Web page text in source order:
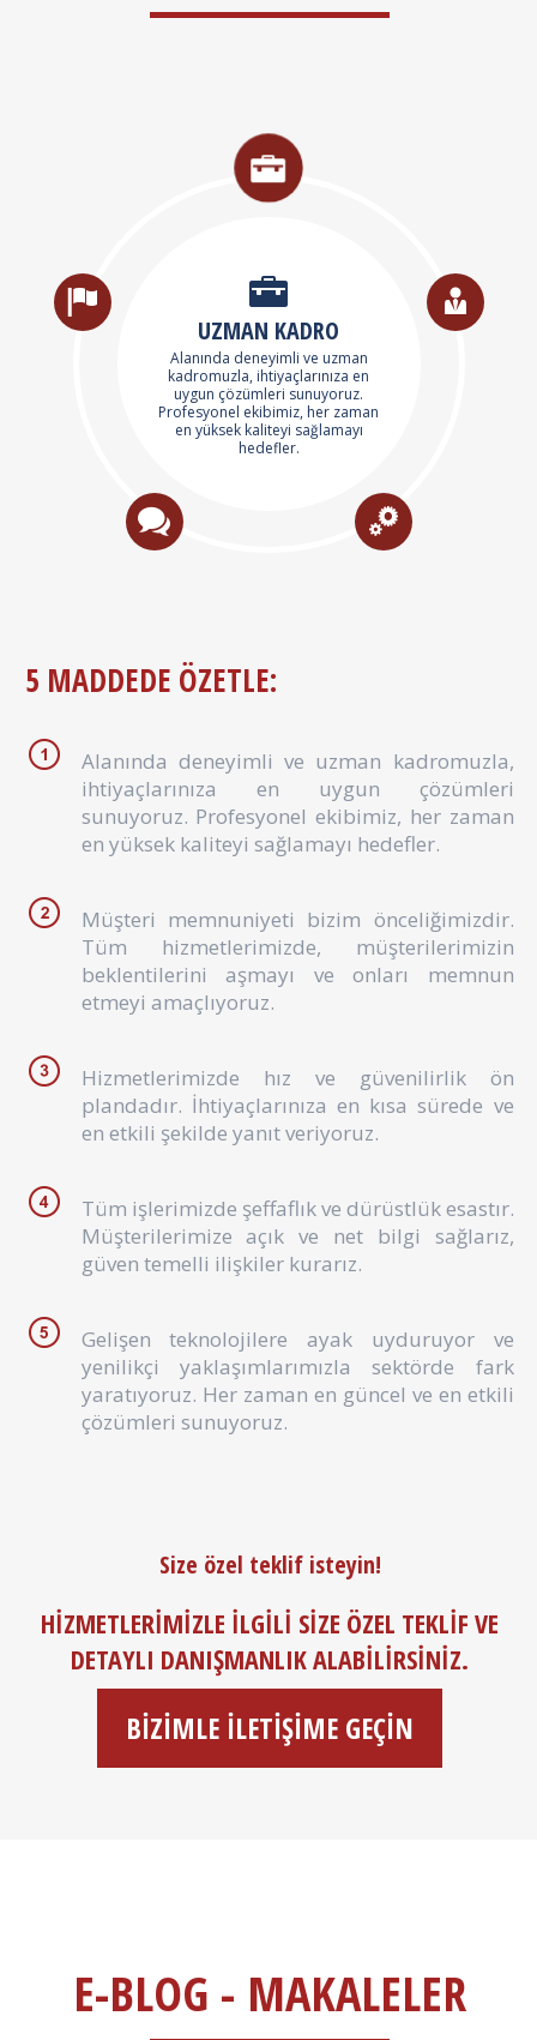
UZMAN KADRO
Alanında deneyimli ve uzman
kadromuzla, ihtiyaçlarınıza en
uygun çözümleri sunuyoruz.
Profesyonel ekibimiz, her zaman
en yüksek kaliteyi sağlamayı
hedefler.
5 MADDEDE ÖZETLE:
Alanında deneyimli ve uzman kadromuzla,
ihtiyaçlarınıza en uygun çözümleri
sunuyoruz. Profesyonel ekibimiz, her zaman
en yüksek kaliteyi sağlamayı hedefler.
Müşteri memnuniyeti bizim önceliğimizdir.
Tüm hizmetlerimizde, müşterilerimizin
beklentilerini aşmayı ve onları memnun
etmeyi amaçlıyoruz.
Hizmetlerimizde hız ve güvenilirlik ön
plandadır. İhtiyaçlarınıza en kısa sürede ve
en etkili şekilde yanıt veriyoruz.
Tüm işlerimizde şeffaflık ve dürüstlük esastır.
Müşterilerimize açık ve net bilgi sağlarız,
güven temelli ilişkiler kurarız.
Gelişen teknolojilere ayak uyduruyor ve
yenilikçi yaklaşımlarımızla sektörde fark
yaratıyoruz. Her zaman en güncel ve en etkili
çözümleri sunuyoruz.
Size özel teklif isteyin!
HIZMETLERIMIZLE ILGILI SIZE ÖZEL TEKLIF VE
DETAYLI DANIŞMANLIK ALABILIRSINIZ.
BIZIMLE ILETIŞIME GEÇIN
E-BLOG - MAKALELER